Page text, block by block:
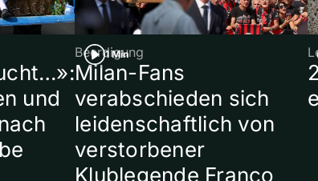
und
1 Min
Beerdigung
Milan-Fans
verabschieden sich
leidenschaftlich von
verstorbener
Klublegende Franco